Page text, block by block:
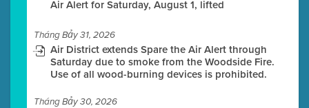
Air Alert for Saturday, August 1, lifted
Tháng Bảy 31, 2026
Air District extends Spare the Air Alert through
Saturday due to smoke from the Woodside Fire.
Use of all wood-burning devices is prohibited.
Tháng Bảy 30, 2026